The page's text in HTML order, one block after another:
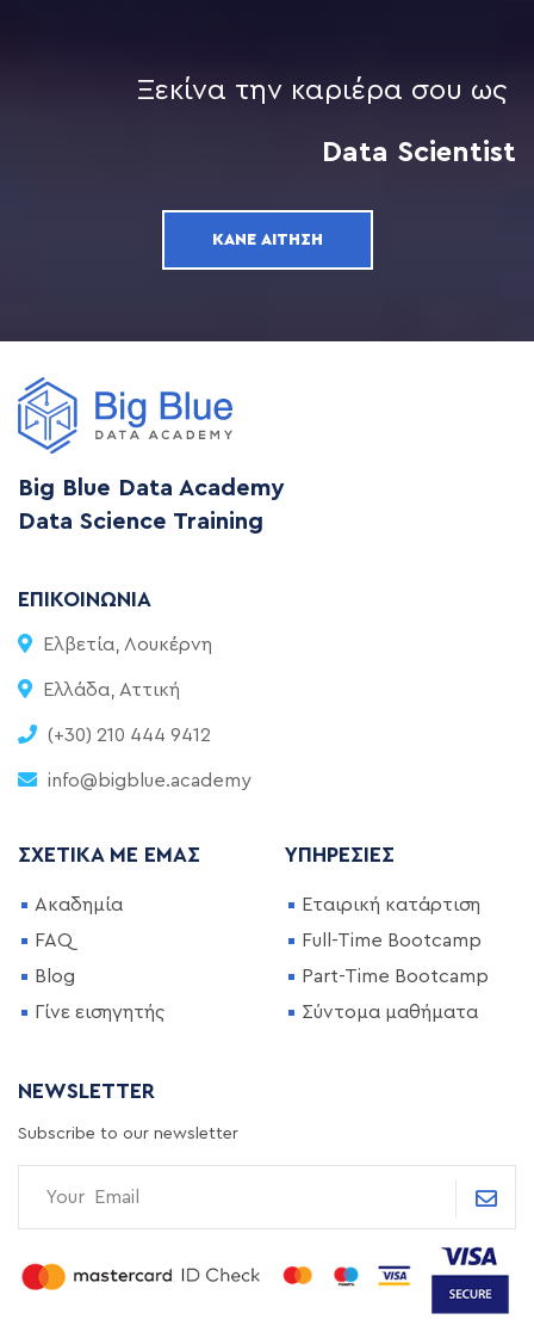
Ξεκίνα την καριέρα σου ως
Data Scientist
ΚΆΝΕ ΑΊΤΗΣΗ
Big Blue Data Academy
Data Science Training
ΕΠΙΚΟΙΝΩΝΊΑ
Ελβετία, Λουκέρνη
Ελλάδα, Αττική
(+30) 210 444 9412
info@bigblue.academy
ΣΧΕΤΙΚΆ ΜΕ ΕΜΆΣ
Ακαδημία
FAQ
Blog
Γίνε εισηγητής
ΥΠΗΡΕΣΊΕΣ
Εταιρική κατάρτιση
Full-Time Bootcamp
Part-Time Bootcamp
Σύντομα μαθήματα
NEWSLETTER
Subscribe to our newsletter